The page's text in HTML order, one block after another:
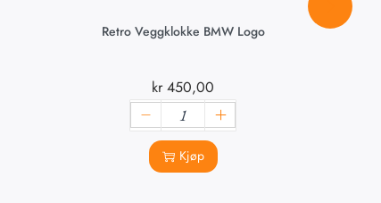
Retro Veggklokke BMW Logo
kr450,00
Kjøp